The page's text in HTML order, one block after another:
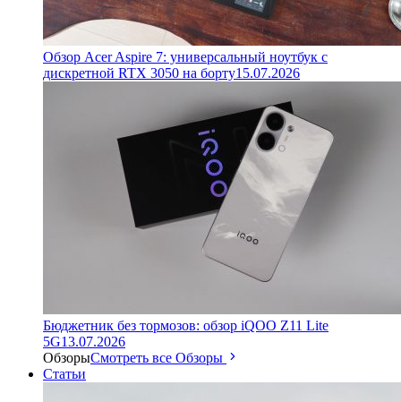
Обзор Acer Aspire 7: универсальный ноутбук с
дискретной RTX 3050 на борту15.07.2026
Бюджетник без тормозов: обзор iQOO Z11 Lite
5G13.07.2026
ОбзорыСмотреть все Обзоры
Статьи